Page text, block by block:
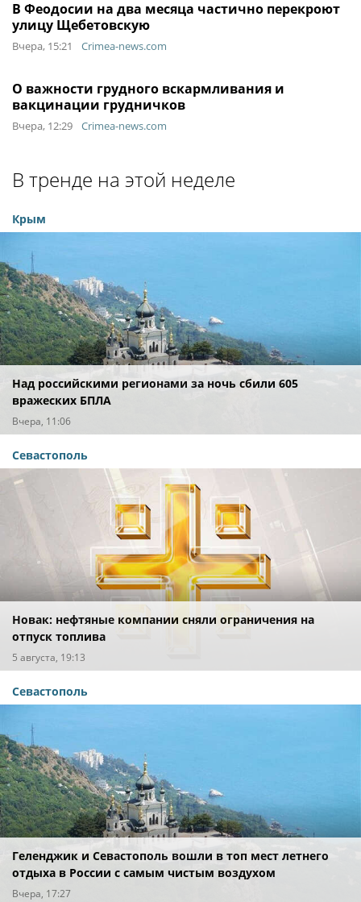
В Феодосии на два месяца частично перекроют
улицу Щебетовскую
Вчера, 15:21 Crimea-news.com
О важности грудного вскармливания и
вакцинации грудничков
Вчера, 12:29 Crimea-news.com
В тренде на этой неделе
Крым
Над российскими регионами за ночь сбили 605
вражеских БПЛА
Вчера, 11:06
Севастополь
Новак: нефтяные компании сняли ограничения на
отпуск топлива
5 августа, 19:13
Севастополь
Геленджик и Севастополь вошли в топ мест летнего
отдыха в России с самым чистым воздухом
Вчера, 17:27